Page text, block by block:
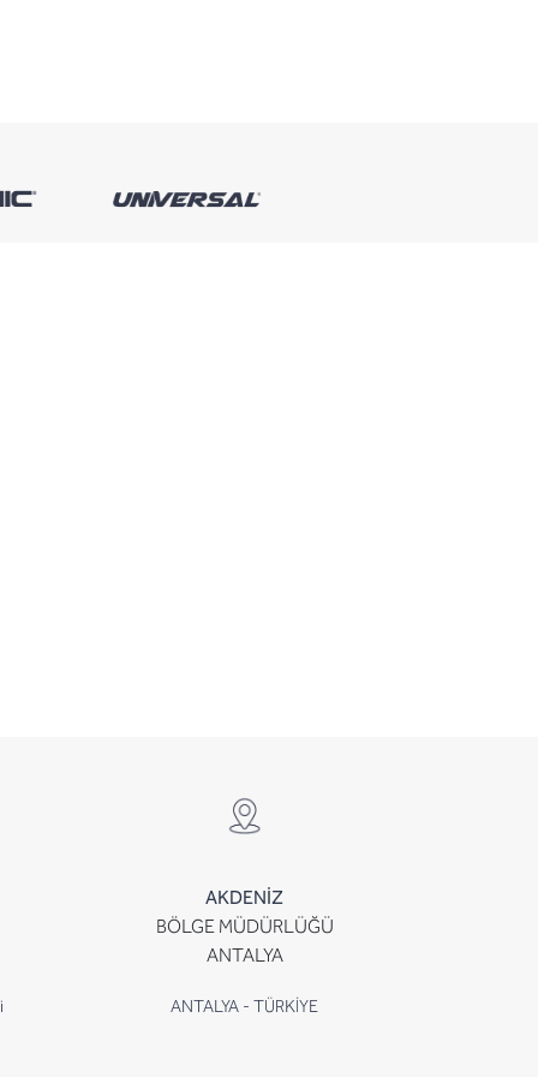
AKDENİZ
BÖLGE MÜDÜRLÜĞÜ
ANTALYA
ANTALYA - TÜRKİYE